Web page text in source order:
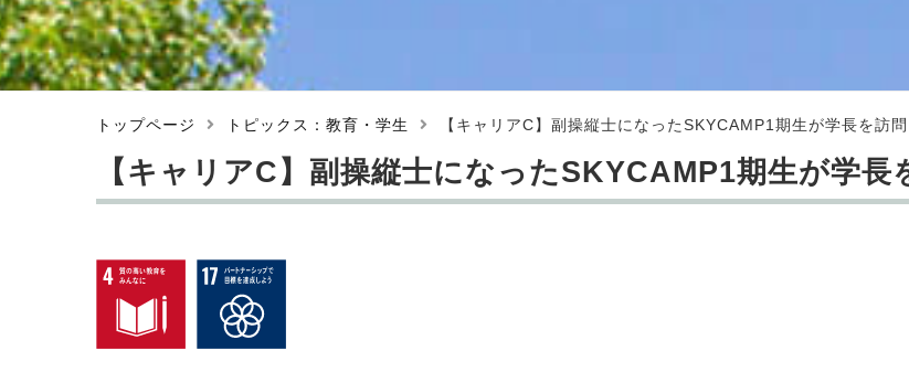
トップページ トピックス：教育・学生 【キャリアC】副操縦士になったSKYCAMP1期生が学長を訪
【キャリアC】副操縦士になったSKYCAMP1期生が学長